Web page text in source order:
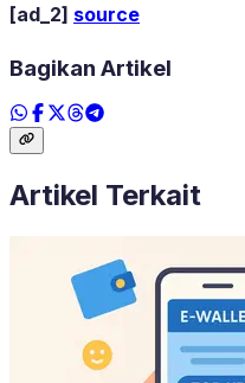
[ad_2] source
Bagikan Artikel
Artikel Terkait